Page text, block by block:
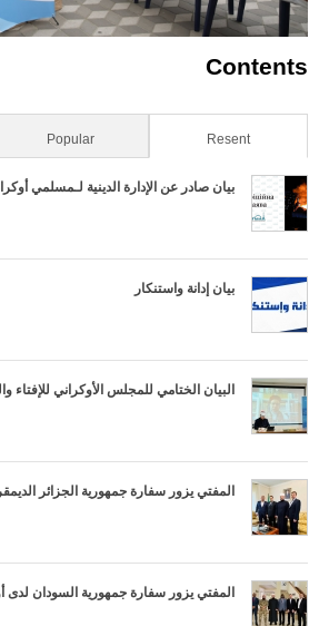
Contents
Resent (علامة التبويب النشطة)Popular
بيان صادر عن الإدارة الدينية لـمسلمي
بيان إدانة واستنكار
البيان الختامي للمجلس الأوكراني
المفتي يزور سفارة جمهورية الجزائر
المفتي يزور سفارة جمهورية السودان لدى